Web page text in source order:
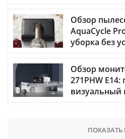
Обзор
AquaCycle
уборка без
Обзор
271PHW
визуальный
ПОКАЗАТЬ